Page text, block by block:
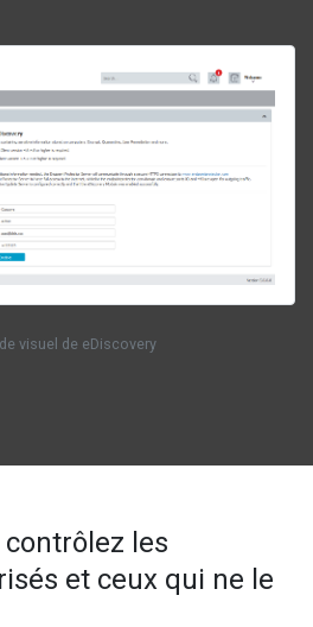
visuel de eDiscovery
contrôlez les
et ceux qui ne le